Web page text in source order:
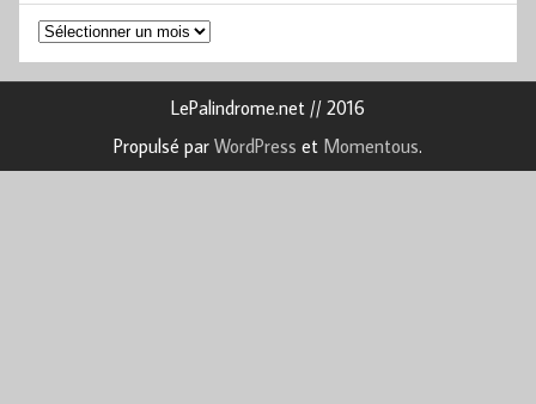
Archives
LePalindrome.net // 2016
Propulsé par WordPress et Momentous.